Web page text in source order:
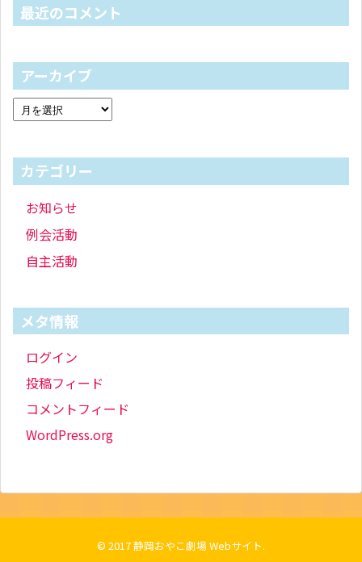
最近のコメント
アーカイブ
カテゴリー
お知らせ
例会活動
自主活動
メタ情報
ログイン
投稿フィード
コメントフィード
WordPress.org
© 2017静岡おやこ劇場 Webサイト.